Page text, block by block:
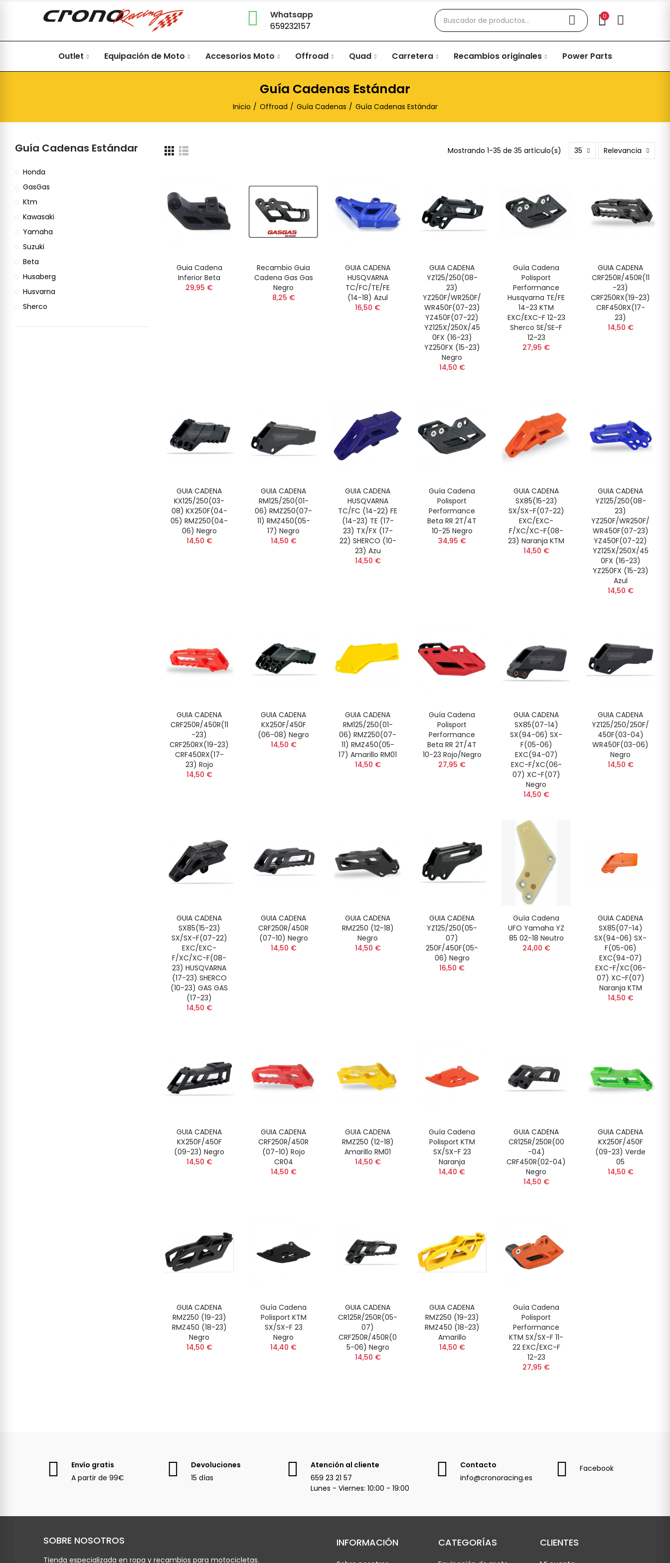
Whatsapp
659232157
0
Outlet Equipación de Moto Accesorios Moto Offroad Quad Carretera Recambios originales Power Parts
Guía Cadenas Estándar
Inicio Offroad Guía Cadenas Guía Cadenas Estándar
Mostrando 1-35 de 35 artículo(s) 35 Relevancia
Guia Cadena
Inferior Beta
29,95 €
Recambio Guia
Cadena Gas Gas
Negro
8,25 €
GUIA CADENA
HUSQVARNA
TC/FC/TE/FE
(14-18) Azul
16,50 €
GUIA CADENA
YZ125/250(08-
23)
YZ250F/WR250F/
WR450F(07-23)
YZ450F(07-22)
YZ125X/250X/45
0FX (16-23)
YZ250FX (15-23)
Negro
14,50 €
Guía Cadena
Polisport
Performance
Husqvarna TE/FE
14-23 KTM
EXC/EXC-F 12-23
Sherco SE/SE-F
12-23
27,95 €
GUIA CADENA
CRF250R/450R(11
-23)
CRF250RX(19-23)
CRF450RX(17-
23)
14,50 €
GUIA CADENA
KX125/250(03-
08) KX250F(04-
05) RMZ250(04-
06) Negro
14,50 €
GUIA CADENA
RM125/250(01-
06) RMZ250(07-
11) RMZ450(05-
17) Negro
14,50 €
GUIA CADENA
HUSQVARNA
TC/FC (14-22) FE
(14-23) TE (17-
23) TX/FX (17-
22) SHERCO (10-
23) Azu
14,50 €
Guía Cadena
Polisport
Performance
Beta RR 2T/4T
10-25 Negro
34,95 €
GUIA CADENA
SX85(15-23)
SX/SX-F(07-22)
EXC/EXC-
F/XC/XC-F(08-
23) Naranja KTM
14,50 €
GUIA CADENA
YZ125/250(08-
23)
YZ250F/WR250F/
WR450F(07-23)
YZ450F(07-22)
YZ125X/250X/45
0FX (16-23)
YZ250FX (15-23)
Azul
14,50 €
GUIA CADENA
CRF250R/450R(11
-23)
CRF250RX(19-23)
CRF450RX(17-
23) Rojo
14,50 €
GUIA CADENA
KX250F/450F
(06-08) Negro
14,50 €
GUIA CADENA
RM125/250(01-
06) RMZ250(07-
11) RMZ450(05-
17) Amarillo RM01
14,50 €
Guía Cadena
Polisport
Performance
Beta RR 2T/4T
10-23 Rojo/Negro
27,95 €
GUIA CADENA
SX85(07-14)
SX(94-06) SX-
F(05-06)
EXC(94-07)
EXC-F/XC(06-
07) XC-F(07)
Negro
14,50 €
GUIA CADENA
YZ125/250/250F/
450F(03-04)
WR450F(03-06)
Negro
14,50 €
GUIA CADENA
SX85(15-23)
SX/SX-F(07-22)
EXC/EXC-
F/XC/XC-F(08-
23) HUSQVARNA
(17-23) SHERCO
(10-23) GAS GAS
(17-23)
14,50 €
GUIA CADENA
CRF250R/450R
(07-10) Negro
14,50 €
GUIA CADENA
RMZ250 (12-18)
Negro
14,50 €
GUIA CADENA
YZ125/250(05-
07)
250F/450F(05-
06) Negro
16,50 €
Guía Cadena
UFO Yamaha YZ
85 02-18 Neutro
24,00 €
GUIA CADENA
SX85(07-14)
SX(94-06) SX-
F(05-06)
EXC(94-07)
EXC-F/XC(06-
07) XC-F(07)
Naranja KTM
14,50 €
GUIA CADENA
KX250F/450F
(09-23) Negro
14,50 €
GUIA CADENA
CRF250R/450R
(07-10) Rojo
CR04
14,50 €
GUIA CADENA
RMZ250 (12-18)
Amarillo RM01
14,50 €
Guía Cadena
Polisport KTM
SX/SX-F 23
Naranja
14,40 €
GUIA CADENA
CR125R/250R(00
-04)
CRF450R(02-04)
Negro
14,50 €
GUIA CADENA
KX250F/450F
(09-23) Verde
05
14,50 €
GUIA CADENA
RMZ250 (19-23)
RMZ450 (18-23)
Negro
14,50 €
Guía Cadena
Polisport KTM
SX/SX-F 23
Negro
14,40 €
GUIA CADENA
CR125R/250R(05-
07)
CRF250R/450R(0
5-06) Negro
14,50 €
GUIA CADENA
RMZ250 (19-23)
RMZ450 (18-23)
Amarillo
14,50 €
Guía Cadena
Polisport
Performance
KTM SX/SX-F 11-
22 EXC/EXC-F
12-23
27,95 €
Guía Cadenas Estándar
Honda
GasGas
Ktm
Kawasaki
Yamaha
Suzuki
Beta
Husaberg
Husvarna
Sherco
Envío gratis
A partir de 99€
Devoluciones
15 días
Atención al cliente
659 23 21 57
Lunes - Viernes: 10:00 - 19:00
Contacto
info@cronoracing.es
Facebook
SOBRE NOSOTROS
Tienda especializada en ropa y recambios para motocicletas.
INFORMACIÓN CATEGORÍAS CLIENTES